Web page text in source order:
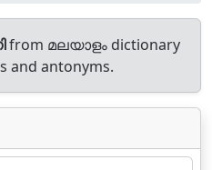
from മലയാളം dictionary
and antonyms.